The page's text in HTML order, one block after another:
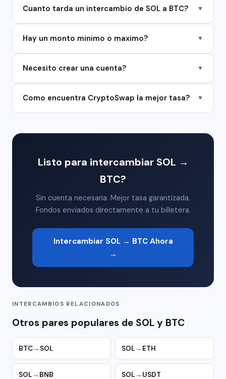
Cuanto tarda un intercambio de SOL a BTC? ▼
Hay un monto minimo o maximo? ▼
Necesito crear una cuenta? ▼
Como encuentra CryptoSwap la mejor tasa? ▼
Listo para intercambiar SOL →
BTC?
Sin cuenta necesaria. Mejor tasa garantizada.
Fondos enviados directamente a tu billetera.
Intercambiar SOL → BTC Ahora
→
INTERCAMBIOS RELACIONADOS
Otros pares populares de SOL y BTC
BTC→ SOL SOL → ETH
SOL → BNB SOL → USDT